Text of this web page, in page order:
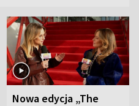
Nowa edycja „The